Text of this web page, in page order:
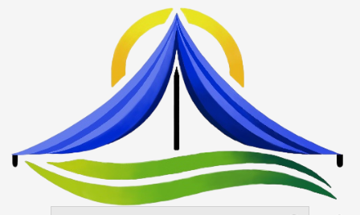
Envíos gratis desde $500.000 en Santiago
Toldos Estandar
Toldos Estandar
+7
RPCH
Toldo Estandar 2x2 Colores